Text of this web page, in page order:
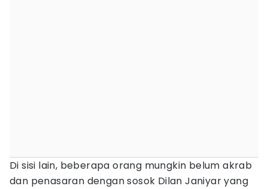
Di sisi lain, beberapa orang mungkin belum akrab
dan penasaran dengan sosok Dilan Janiyar yang